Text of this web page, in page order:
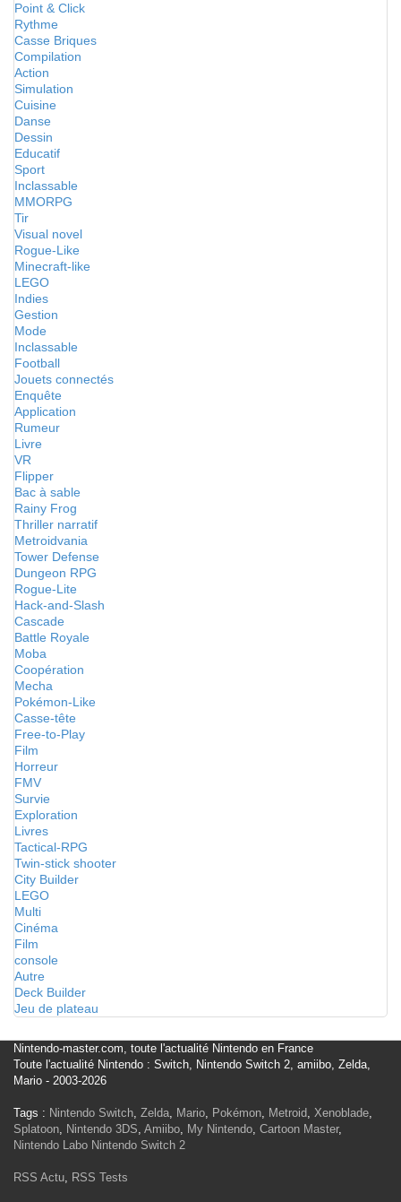
Point & Click
Rythme
Casse Briques
Compilation
Action
Simulation
Cuisine
Danse
Dessin
Educatif
Sport
Inclassable
MMORPG
Tir
Visual novel
Rogue-Like
Minecraft-like
LEGO
Indies
Gestion
Mode
Inclassable
Football
Jouets connectés
Enquête
Application
Rumeur
Livre
VR
Flipper
Bac à sable
Rainy Frog
Thriller narratif
Metroidvania
Tower Defense
Dungeon RPG
Rogue-Lite
Hack-and-Slash
Cascade
Battle Royale
Moba
Coopération
Mecha
Pokémon-Like
Casse-tête
Free-to-Play
Film
Horreur
FMV
Survie
Exploration
Livres
Tactical-RPG
Twin-stick shooter
City Builder
LEGO
Multi
Cinéma
Film
console
Autre
Deck Builder
Jeu de plateau
Nintendo-master.com, toute l'actualité Nintendo en France
Toute l'actualité Nintendo : Switch, Nintendo Switch 2, amiibo, Zelda,
Mario - 2003-2026
Tags : Nintendo Switch, Zelda, Mario, Pokémon, Metroid, Xenoblade,
Splatoon, Nintendo 3DS, Amiibo, My Nintendo, Cartoon Master,
Nintendo Labo Nintendo Switch 2
RSS Actu, RSS Tests